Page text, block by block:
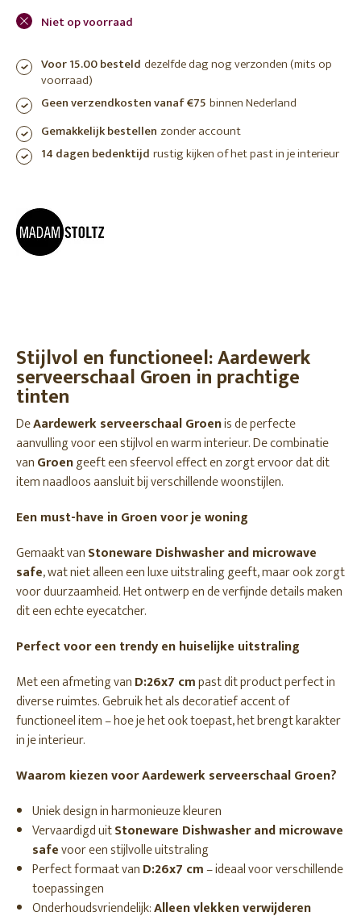
Niet op voorraad
Voor 15.00 besteld dezelfde dag nog verzonden (mits op
voorraad)
Geen verzendkosten vanaf €75 binnen Nederland
Gemakkelijk bestellen zonder account
14 dagen bedenktijd rustig kijken of het past in je interieur
Stijlvol en functioneel: Aardewerk
serveerschaal Groen in prachtige
tinten
DeAardewerk serveerschaal Groenis de perfecte
aanvulling voor een stijlvol en warm interieur. De combinatie
vanGroengeeft een sfeervol effect en zorgt ervoor dat dit
item naadloos aansluit bij verschillende woonstijlen.
Een must-have in Groen voor je woning
Gemaakt vanStoneware Dishwasher and microwave
safe, wat niet alleen een luxe uitstraling geeft, maar ook zorgt
voor duurzaamheid. Het ontwerp en de verfijnde details maken
dit een echte eyecatcher.
Perfect voor een trendy en huiselijke uitstraling
Met een afmeting vanD:26x7 cmpast dit product perfect in
diverse ruimtes. Gebruik het als decoratief accent of
functioneel item – hoe je het ook toepast, het brengt karakter
in je interieur.
Waarom kiezen voor Aardewerk serveerschaal Groen?
Uniek design in harmonieuze kleuren
Vervaardigd uitStoneware Dishwasher and microwave
safevoor een stijlvolle uitstraling
Perfect formaat vanD:26x7 cm– ideaal voor verschillende
toepassingen
Onderhoudsvriendelijk:Alleen vlekken verwijderen